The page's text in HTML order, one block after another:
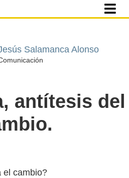
Salamanca Alonso
antítesis del
el cambio?